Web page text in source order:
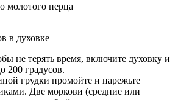
молотого перца
в духовке
не терять время, включите духовку и
200 градусов.
грудки промойте и нарежьте
Две моркови (средние или